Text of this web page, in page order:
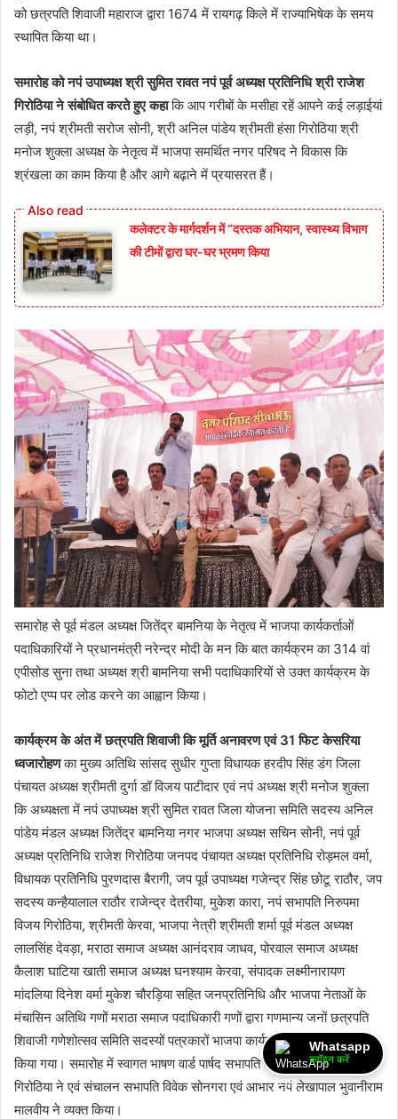
को छत्रपति शिवाजी महाराज द्वारा 1674 में रायगढ़ किले में राज्याभिषेक के समय
स्थापित किया था।
समारोह को नपं उपाध्यक्ष श्री सुमित रावत नपं पूर्व अध्यक्ष प्रतिनिधि श्री राजेश
गिरोठिया ने संबोधित करते हुए कहाकि आप गरीबों के मसीहा रहें आपने कई लड़ाईयां
लड़ी, नपं श्रीमती सरोज सोनी, श्री अनिल पांडेय श्रीमती हंसा गिरोठिया श्री
मनोज शुक्ला अध्यक्ष के नेतृत्व में भाजपा समर्थित नगर परिषद ने विकास कि
श्रंखला का काम किया है और आगे बढ़ाने में प्रयासरत हैं।
कलेक्टर के मार्गदर्शन में “दस्तक अभियान,‌ स्वास्थ्य विभाग
की टीमों द्वारा घर-घर भ्रमण किया
समारोह से पूर्व मंडल अध्यक्ष जितेंद्र बामनिया के नेतृत्व में भाजपा कार्यकर्ताओं
पदाधिकारियों ने प्रधानमंत्री नरेन्द्र मोदी के मन कि बात कार्यक्रम का 314 वां
एपीसोड सुना तथा अध्यक्ष श्री बामनिया सभी पदाधिकारियों से उक्त कार्यक्रम के
फोटो एप्प पर लोड करने का आह्वान किया।
कार्यक्रम के अंत में छत्रपति शिवाजी कि मूर्ति अनावरण एवं 31 फिट केसरिया
ध्वजारोहणका मुख्य अतिथि सांसद सुधीर गुप्ता विधायक हरदीप सिंह डंग जिला
पंचायत अध्यक्ष श्रीमती दुर्गा डॉ विजय पाटीदार एवं नपं अध्यक्ष श्री मनोज शुक्ला
कि अध्यक्षता में नपं उपाध्यक्ष श्री सुमित रावत जिला योजना समिति सदस्य अनिल
पांडेय मंडल अध्यक्ष जितेंद्र बामनिया नगर भाजपा अध्यक्ष सचिन सोनी, नपं पूर्व
अध्यक्ष प्रतिनिधि राजेश गिरोठिया जनपद पंचायत अध्यक्ष प्रतिनिधि रोड़मल वर्मा,
विधायक प्रतिनिधि पुरणदास बैरागी, जप पूर्व उपाध्यक्ष गजेन्द्र सिंह छोटू राठौर, जप
सदस्य कन्हैयालाल राठौर राजेन्द्र देतरीया, मुकेश कारा, नपं सभापति निरुपमा
विजय गिरोठिया, श्रीमती केरवा, भाजपा नेत्री श्रीमती शर्मा पूर्व मंडल अध्यक्ष
लालसिंह देवड़ा, मराठा समाज अध्यक्ष आनंदराव जाधव, पोरवाल समाज अध्यक्ष
कैलाश घाटिया खाती समाज अध्यक्ष घनश्याम केरवा, संपादक लक्ष्मीनारायण
मांदलिया दिनेश वर्मा मुकेश चौरड़िया सहित जनप्रतिनिधि और भाजपा नेताओं के
मंचासिन अतिथि गणों मराठा समाज पदाधिकारी गणों द्वारा गणमान्य जनों छत्रपति
शिवाजी गणेशोत्सव समिति सदस्यों पत्रकारों भाजपा कार्यकर्ताओं कि उपस्थिति में
किया गया। समारोह में स्वागत भाषण वार्ड पार्षद सभापति श्रीमती निरुपमा विजय
गिरोठिया ने एवं संचालन सभापति विवेक सोनगरा एवं आभार नपं लेखापाल भुवानीराम
मालवीय ने व्यक्त किया।
Whatsapp
ज्वॉइन करें